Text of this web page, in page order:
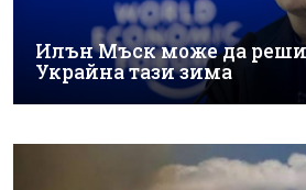
Илън Мъск може да реши
Украйна тази зима